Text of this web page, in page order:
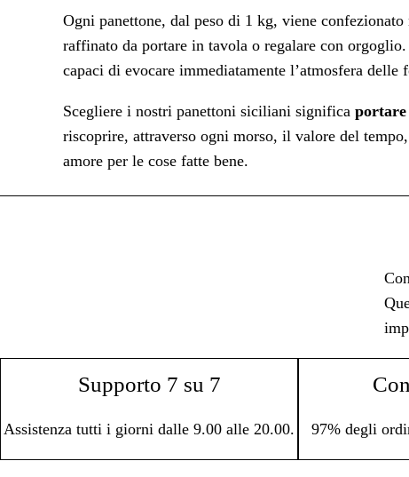
Ogni panettone, dal peso di 1 kg, viene
raffinato da portare in tavola o regalare con
capaci di evocare immediatamente l’atmosfera
Scegliere i nostri panettoni siciliani significa
riscoprire, attraverso ogni morso, il valore del
amore per le cose fatte bene.
Supporto 7 su 7
Assistenza tutti i giorni dalle 9.00 alle 20.00. 97% degli